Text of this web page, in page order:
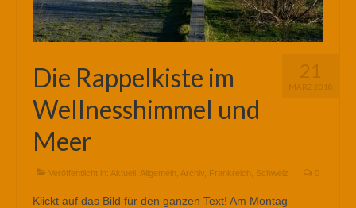
21
MÄRZ 2018
Die Rappelkiste im
Wellnesshimmel und
Meer
Veröffentlicht in: Aktuell Allgemein Archiv Frankreich Schweiz | 0
Klickt auf das Bild für den ganzen Text! Am Montag